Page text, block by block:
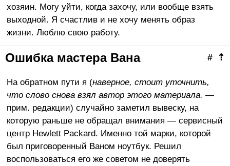
хозяин. Могу уйти, когда захочу, или вообще взять
выходной. Я счастлив и не хочу менять образ
жизни. Люблю свою работу.
⇡
#
Ошибка мастера Вана
На обратном пути я (наверное, стоит уточнить,
что слово снова взял автор этого материала. —
прим. редакции) случайно заметил вывеску, на
которую раньше не обращал внимания — сервисный
центр Hewlett Packard. Именно той марки, которой
был приговоренный Ваном ноутбук. Решил
воспользоваться его же советом не доверять